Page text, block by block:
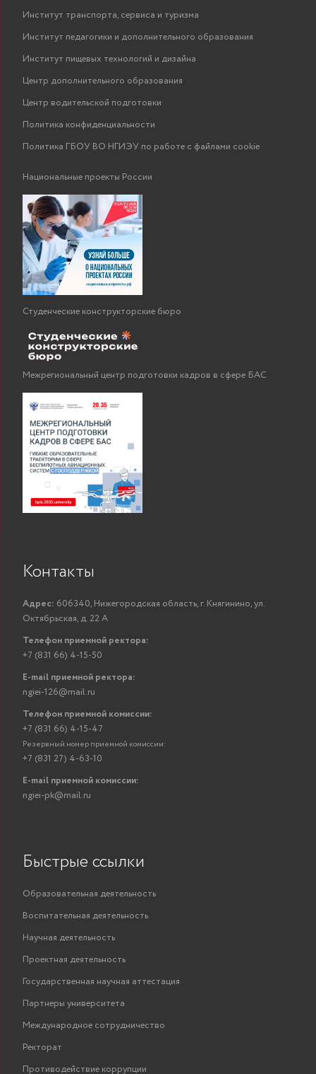
Институт транспорта, сервиса и туризма
Институт педагогики и дополнительного образования
Институт пищевых технологий и дизайна
Центр дополнительного образования
Центр водительской подготовки
Политика конфиденциальности
Политика ГБОУ ВО НГИЭУ по работе с файлами cookie
Национальные проекты России
Студенческие конструкторские бюро
Межрегиональный центр подготовки кадров в сфере БАС
Контакты
Адрес: 606340, Нижегородская область, г. Княгинино, ул.
Октябрьская, д. 22 А
Телефон приемной ректора:
+7 (831 66) 4-15-50
E-mail приемной ректора:
ngiei-126@mail.ru
Телефон приемной комиссии:
+7 (831 66) 4-15-47
Резервный номер приемной комиссии:
+7 (831 27) 4-63-10
E-mail приемной комиссии:
ngiei-pk@mail.ru
Быстрые ссылки
Образовательная деятельность
Воспитательная деятельность
Научная деятельность
Проектная деятельность
Государственная научная аттестация
Партнеры университета
Международное сотрудничество
Ректорат
Противодействие коррупции